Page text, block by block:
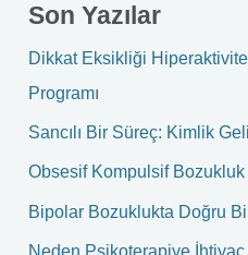
c
h
f
Son Yazılar
Dikkat Eksikliği
Programı
Sancılı Bir Süreç: Kimlik
Obsesif Kompulsif Bozukluk
Bipolar Bozuklukta Doğru
Neden Psikoterapiye İhtiyaç